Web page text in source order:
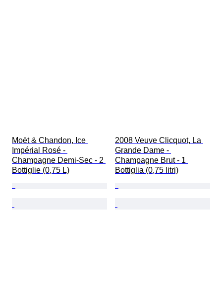
Moët & Chandon, Ice
Impérial Rosé -
Champagne Demi-Sec - 2
Bottiglie (0,75 L)
2008 Veuve Clicquot, La
Grande Dame -
Champagne Brut - 1
Bottiglia (0,75 litri)